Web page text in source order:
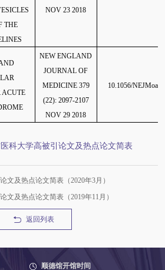
THE
NOV 23 2018
ACUTE
NEW ENGLAND
JOURNAL OF
MEDICINE 379
(22): 2097-2107
NOV 29 2018
10.1056/
科大学高被引论文及热点论文简表
文及热点论文简表（2020年3月）
文及热点论文简表（2019年11月）
返回列表
顺德馆开馆时间